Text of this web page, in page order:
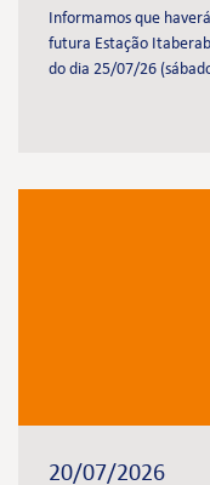
Informamos que
futura Estação
do dia 25/07/26
20/07/2026